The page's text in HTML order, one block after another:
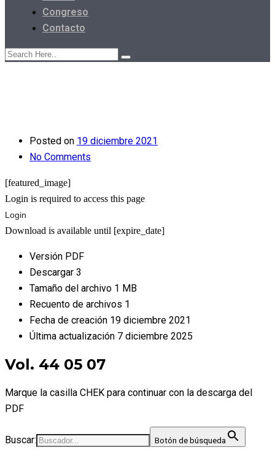
Congreso
Contacto
Posted on 19 diciembre 2021
No Comments
[featured_image]
Login is required to access this page
Login
Download is available until [expire_date]
Versión PDF
Descargar 3
Tamaño del archivo 1 MB
Recuento de archivos 1
Fecha de creación 19 diciembre 2021
Última actualización 7 diciembre 2025
Vol. 44 05 07
Marque la casilla CHEK para continuar con la descarga del
PDF
Buscar: Botón de búsqueda